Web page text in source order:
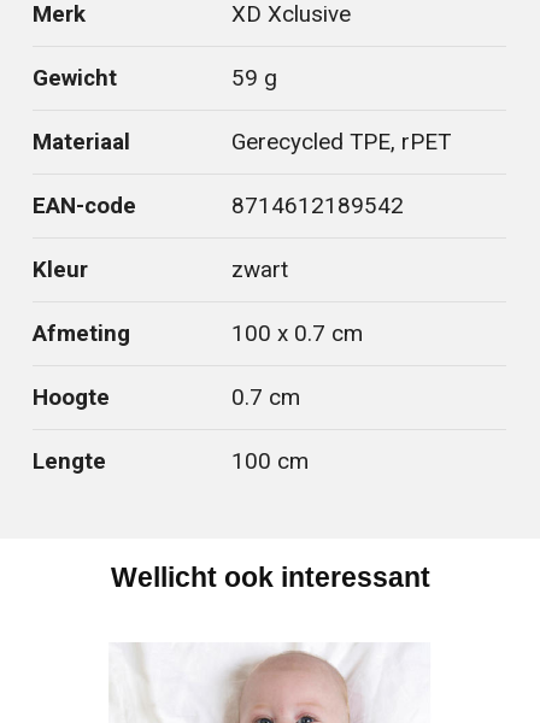
Merk XD Xclusive
Gewicht 59 g
Materiaal Gerecycled TPE, rPET
EAN-code 8714612189542
Kleur zwart
Afmeting 100 x 0.7 cm
Hoogte 0.7 cm
Lengte 100 cm
Wellicht ook interessant